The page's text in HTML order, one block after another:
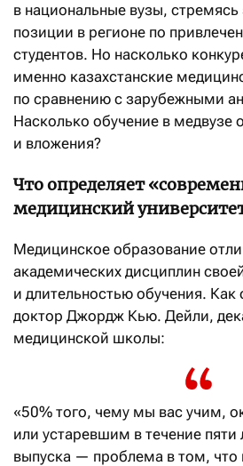
в национальные вузы,
позиции в регионе по
студентов. Но насколько
именно казахстанские
по сравнению с зарубежными
Насколько обучение в медвузе
и вложения?
Что определяет
медицинский
Медицинское образование
академических дисциплин
и длительностью обучения.
доктор Джордж Кью. Дейли,
медицинской школы:
«50% того, чему мы вас учим,
или устаревшим в течение пяти
выпуска — проблема в том, что